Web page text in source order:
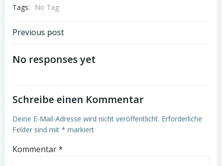
Tags:
No Tag
Post
navigation
Previous post
No responses yet
Schreibe einen Kommentar
Deine E-Mail-Adresse wird nicht veröffentlicht. Erforderliche
Felder sind mit * markiert
Kommentar*